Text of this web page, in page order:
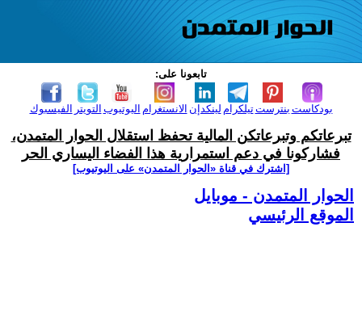
تابعونا على:
الفيسبوك التويتر اليوتيوب الانستغرام لينكدإن تيلكرامبنترست بودكاست
تبرعاتكم وتبرعاتكن المالية تحفظ استقلال الحوار المتمدن،
فشاركونا في دعم استمرارية هذا الفضاء اليساري الحر
[اشترك في قناة ‫«الحوار المتمدن» على اليوتيوب]
الحوار المتمدن - موبايل
الموقع الرئيسي